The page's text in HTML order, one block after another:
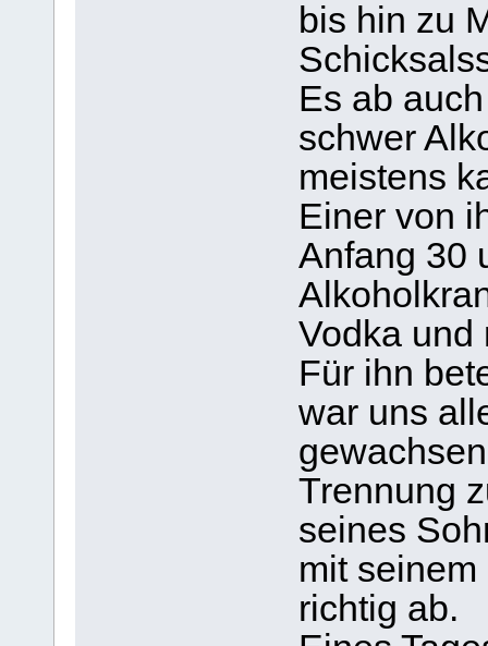
bis hin zu
Es ab
schwer
meistens
Einer von
Anfang 30
Vodka und
Für ihn
war uns
Trennung
seines
mit
richtig ab.